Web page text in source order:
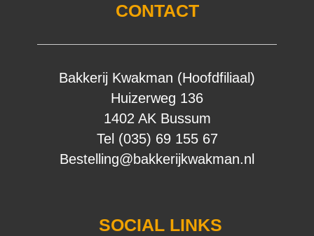
CONTACT
Bakkerij Kwakman (Hoofdfiliaal)
Huizerweg 136
1402 AK Bussum
Tel (035) 69 155 67
Bestelling@bakkerijkwakman.nl
SOCIAL LINKS